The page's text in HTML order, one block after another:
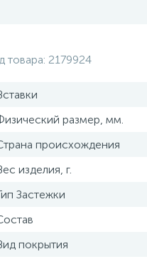
товара: 2179924
размер, мм.
происхождения
изделия, г.
Застежки
покрытия